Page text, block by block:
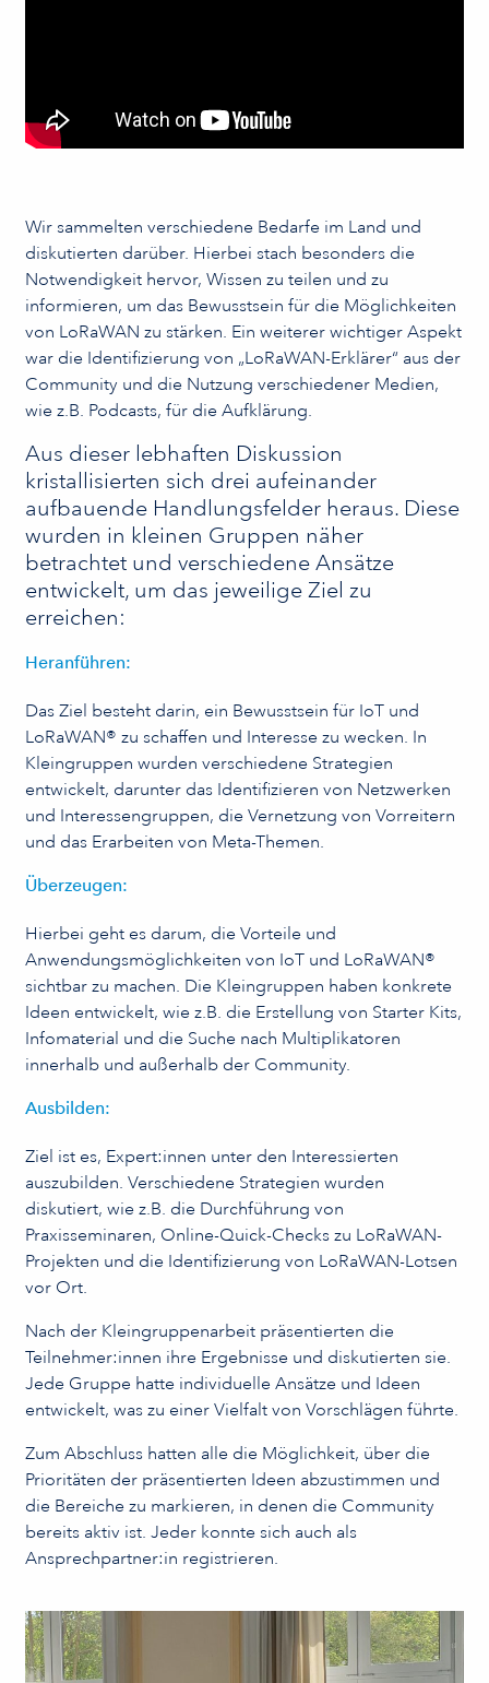
Wir sammelten verschiedene Bedarfe im Land und
diskutierten darüber. Hierbei stach besonders die
Notwendigkeit hervor, Wissen zu teilen und zu
informieren, um das Bewusstsein für die Möglichkeiten
von LoRaWAN zu stärken. Ein weiterer wichtiger Aspekt
war die Identifizierung von „LoRaWAN-Erklärer“ aus der
Community und die Nutzung verschiedener Medien,
wie z.B. Podcasts, für die Aufklärung.
Aus dieser lebhaften Diskussion
kristallisierten sich drei aufeinander
aufbauende Handlungsfelder heraus. Diese
wurden in kleinen Gruppen näher
betrachtet und verschiedene Ansätze
entwickelt, um das jeweilige Ziel zu
erreichen:
Heranführen:
Das Ziel besteht darin, ein Bewusstsein für IoT und
LoRaWAN® zu schaffen und Interesse zu wecken. In
Kleingruppen wurden verschiedene Strategien
entwickelt, darunter das Identifizieren von Netzwerken
und Interessengruppen, die Vernetzung von Vorreitern
und das Erarbeiten von Meta-Themen.
Überzeugen:
Hierbei geht es darum, die Vorteile und
Anwendungsmöglichkeiten von IoT und LoRaWAN®
sichtbar zu machen. Die Kleingruppen haben konkrete
Ideen entwickelt, wie z.B. die Erstellung von Starter Kits,
Infomaterial und die Suche nach Multiplikatoren
innerhalb und außerhalb der Community.
Ausbilden:
Ziel ist es, Expert:innen unter den Interessierten
auszubilden. Verschiedene Strategien wurden
diskutiert, wie z.B. die Durchführung von
Praxisseminaren, Online-Quick-Checks zu LoRaWAN-
Projekten und die Identifizierung von LoRaWAN-Lotsen
vor Ort.
Nach der Kleingruppenarbeit präsentierten die
Teilnehmer:innen ihre Ergebnisse und diskutierten sie.
Jede Gruppe hatte individuelle Ansätze und Ideen
entwickelt, was zu einer Vielfalt von Vorschlägen führte.
Zum Abschluss hatten alle die Möglichkeit, über die
Prioritäten der präsentierten Ideen abzustimmen und
die Bereiche zu markieren, in denen die Community
bereits aktiv ist. Jeder konnte sich auch als
Ansprechpartner:in registrieren.